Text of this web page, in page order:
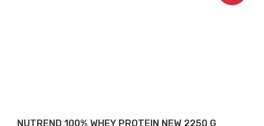
NUTREND 100% WHEY PROTEIN NEW 2250 G